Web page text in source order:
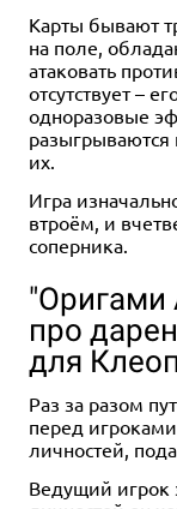
Карты бывают
на поле,
атаковать
отсутствует –
одноразовые
разыгрываются
их.
Игра
втроём, и
соперника.
"Оригами
про
для
Раз за разом
перед
личностей,
Ведущий игрок